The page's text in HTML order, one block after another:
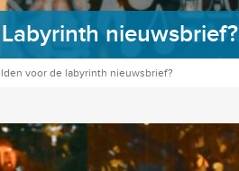
nieuwsbrief?
voor de labyrinth nieuwsbrief?